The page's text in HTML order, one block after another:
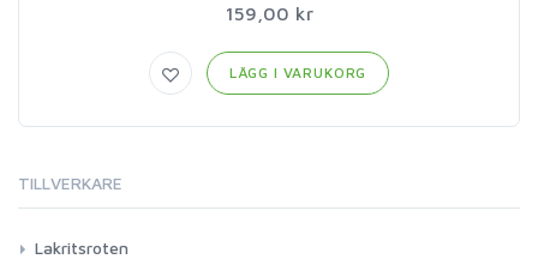
159,00 kr
LÄGG I VARUKORG
TILLVERKARE
Lakritsroten